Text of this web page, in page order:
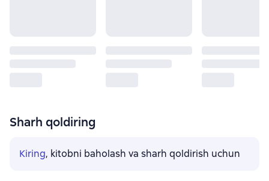
Sharh qoldiring
Kiring, kitobni baholash va sharh qoldirish uchun